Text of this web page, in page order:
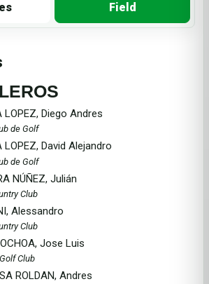
Field
LOPEZ, Diego Andres
de Golf
LOPEZ, David Alejandro
de Golf
NÚÑEZ, Julián
Club
Alessandro
Club
Jose Luis
Club
ROLDAN, Andres